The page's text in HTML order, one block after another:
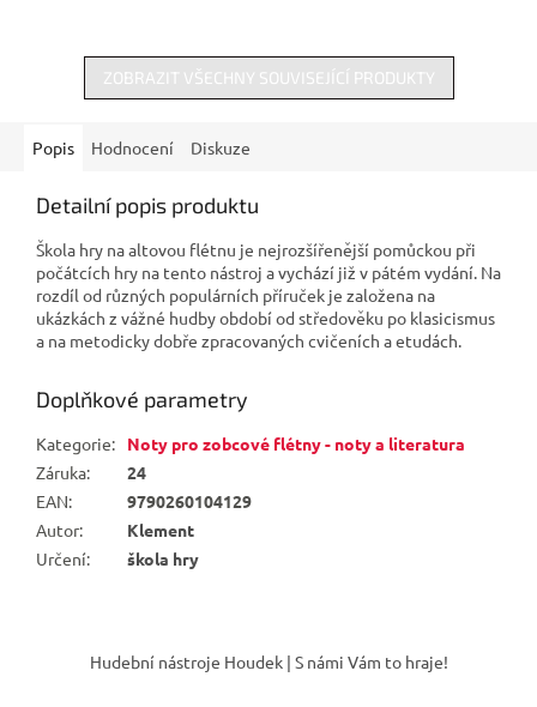
ZOBRAZIT VŠECHNY SOUVISEJÍCÍ PRODUKTY
Popis Hodnocení Diskuze
Detailní popis produktu
Škola hry na altovou flétnu je nejrozšířenější pomůckou při
počátcích hry na tento nástroj a vychází již v pátém vydání. Na
rozdíl od různých populárních příruček je založena na
ukázkách z vážné hudby období od středověku po klasicismus
a na metodicky dobře zpracovaných cvičeních a etudách.
Doplňkové parametry
Kategorie:
Noty pro zobcové flétny - noty a literatura
Záruka:
24
EAN:
9790260104129
Autor:
Klement
Určení: škola hry
Hudební nástroje Houdek | S námi Vám to hraje!